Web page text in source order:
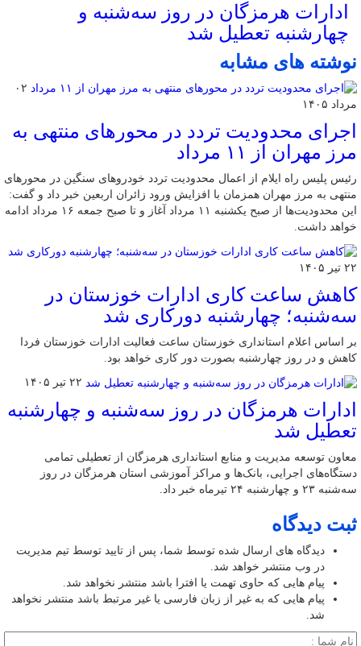
ادارات هرمزگان در روز سه‌شنبه و
چهارشنبه تعطیل شد
نوشته های مشابه
۰۲
مرداد ۱۴۰۵
اجرای محدودیت تردد در محورهای منتهی به
مرز مهران از ۱۱ مرداد
رئیس پلیس راه ایلام از اعمال محدودیت تردد خودروهای سنگین در محورهای
منتهی به مرز مهران همزمان با افزایش ورود زائران اربعین خبر داد و گفت:
این محدودیت‌ها از صبح یکشنبه ۱۱ مرداد آغاز و تا صبح جمعه ۱۶ مرداد ادامه
خواهد داشت.
۲۲ تیر ۱۴۰۵
کاهش ساعت کاری ادارات خوزستان در
سه‌شنبه؛ چهارشنبه دورکاری شد
بر اساس اعلام استانداری خوزستان ساعت فعالیت ادارات خوزستان فردا
کاهش و در روز چهارشنبه بصورت دور کاری خواهد بود.
۲۲ تیر ۱۴۰۵
ادارات هرمزگان در روز سه‌شنبه و چهارشنبه
تعطیل شد
معاون توسعه مدیریت و منابع استانداری هرمزگان از تعطیلی تمامی
دستگاه‌های اجرایی، بانک‌ها و مراکز آموزشی استان هرمزگان در روز
سه‌شنبه ۲۳ و چهارشنبه ۲۴ تیرماه خبر داد.
ثبت دیدگاه
دیدگاه های ارسال شده توسط شما، پس از تایید توسط تیم مدیریت
در وب منتشر خواهد شد.
پیام هایی که حاوی تهمت یا افترا باشد منتشر نخواهد شد.
پیام هایی که به غیر از زبان فارسی یا غیر مرتبط باشد منتشر نخواهد
شد.